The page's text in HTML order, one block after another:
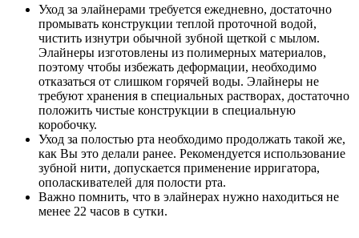
Уход за элайнерами требуется ежедневно, достаточно
промывать конструкции теплой проточной водой,
чистить изнутри обычной зубной щеткой с мылом.
Элайнеры изготовлены из полимерных материалов,
поэтому чтобы избежать деформации, необходимо
отказаться от слишком горячей воды. Элайнеры не
требуют хранения в специальных растворах, достаточно
положить чистые конструкции в специальную
коробочку.
Уход за полостью рта необходимо продолжать такой же,
как Вы это делали ранее. Рекомендуется использование
зубной нити, допускается применение ирригатора,
ополаскивателей для полости рта.
Важно помнить, что в элайнерах нужно находиться не
менее 22 часов в сутки.